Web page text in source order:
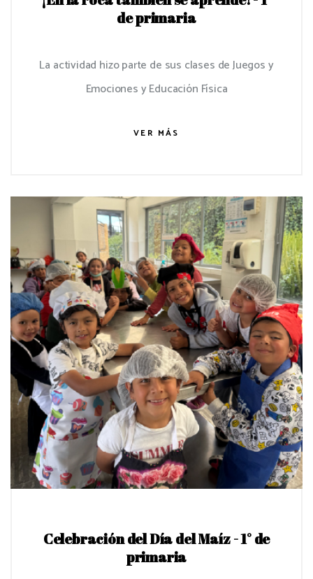
de primaria
La actividad hizo parte de sus clases de Juegos y
Emociones y Educación Física
VER MÁS
Celebración del Día del Maíz - 1° de
primaria